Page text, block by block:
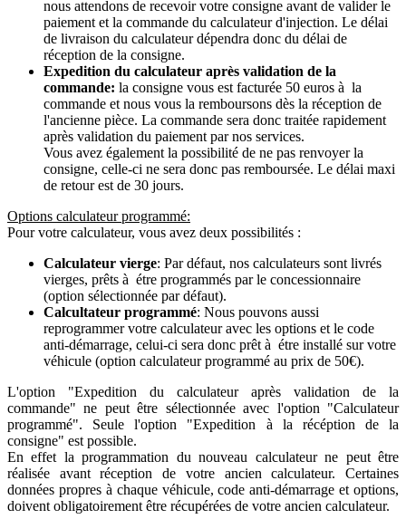
nous attendons de recevoir votre consigne avant de valider le
paiement et la commande du calculateur d'injection. Le délai
de livraison du calculateur dépendra donc du délai de
réception de la consigne.
Expedition du calculateur après validation de la
commande: la consigne vous est facturée 50 euros à la
commande et nous vous la remboursons dès la réception de
l'ancienne pièce. La commande sera donc traitée rapidement
après validation du paiement par nos services.
Vous avez également la possibilité de ne pas renvoyer la
consigne, celle-ci ne sera donc pas remboursée. Le délai maxi
de retour est de 30 jours.
Options calculateur programmé:
Pour votre calculateur, vous avez deux possibilités :
Calculateur vierge: Par défaut, nos calculateurs sont livrés
vierges, prêts à étre programmés par le concessionnaire
(option sélectionnée par défaut).
Calcultateur programmé: Nous pouvons aussi
reprogrammer votre calculateur avec les options et le code
anti-démarrage, celui-ci sera donc prêt à étre installé sur votre
véhicule (option calculateur programmé au prix de 50€).
L'option "Expedition du calculateur après validation de la
commande" ne peut être sélectionnée avec l'option "Calculateur
programmé". Seule l'option "Expedition à la récéption de la
consigne" est possible.
En effet la programmation du nouveau calculateur ne peut être
réalisée avant réception de votre ancien calculateur. Certaines
données propres à chaque véhicule, code anti-démarrage et options,
doivent obligatoirement être récupérées de votre ancien calculateur.